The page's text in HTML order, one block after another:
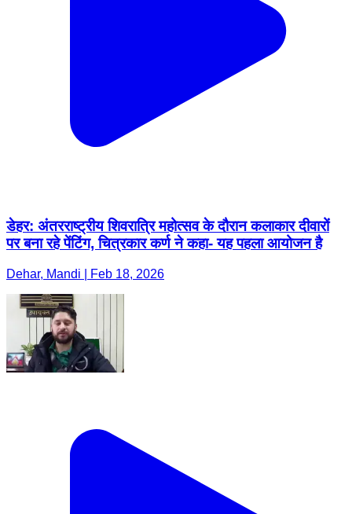
डेहर: अंतरराष्ट्रीय शिवरात्रि महोत्सव के दौरान कलाकार दीवारों
पर बना रहे पेंटिंग, चित्रकार कर्ण ने कहा- यह पहला आयोजन है
Dehar, Mandi | Feb 18, 2026